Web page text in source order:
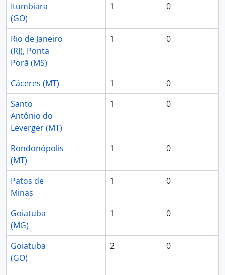
Itumbiara
(GO)
1 0
Rio de Janeiro
(RJ), Ponta
Porã (MS)
1 0
Cáceres (MT) 1
0
Santo
Antônio do
Leverger (MT)
1 0
Rondonópolis
(MT)
1 0
Patos de
Minas
1 0
Goiatuba
(MG)
1 0
Goiatuba
(GO)
2 0